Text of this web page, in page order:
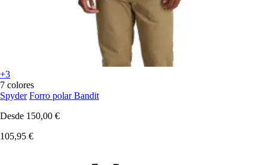
+3
7 colores
Spyder Forro polar Bandit
Desde 150,00 €
105,95 €